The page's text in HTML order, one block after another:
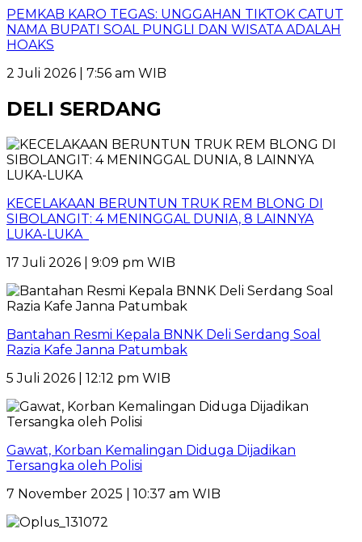
PEMKAB KARO TEGAS: UNGGAHAN TIKTOK CATUT
NAMA BUPATI SOAL PUNGLI DAN WISATA ADALAH
HOAKS
2 Juli 2026 | 7:56 am WIB
DELI SERDANG
KECELAKAAN BERUNTUN TRUK REM BLONG DI
SIBOLANGIT: 4 MENINGGAL DUNIA, 8 LAINNYA
LUKA-LUKA
17 Juli 2026 | 9:09 pm WIB
Bantahan Resmi Kepala BNNK Deli Serdang Soal
Razia Kafe Janna Patumbak
5 Juli 2026 | 12:12 pm WIB
Gawat, Korban Kemalingan Diduga Dijadikan
Tersangka oleh Polisi
7 November 2025 | 10:37 am WIB